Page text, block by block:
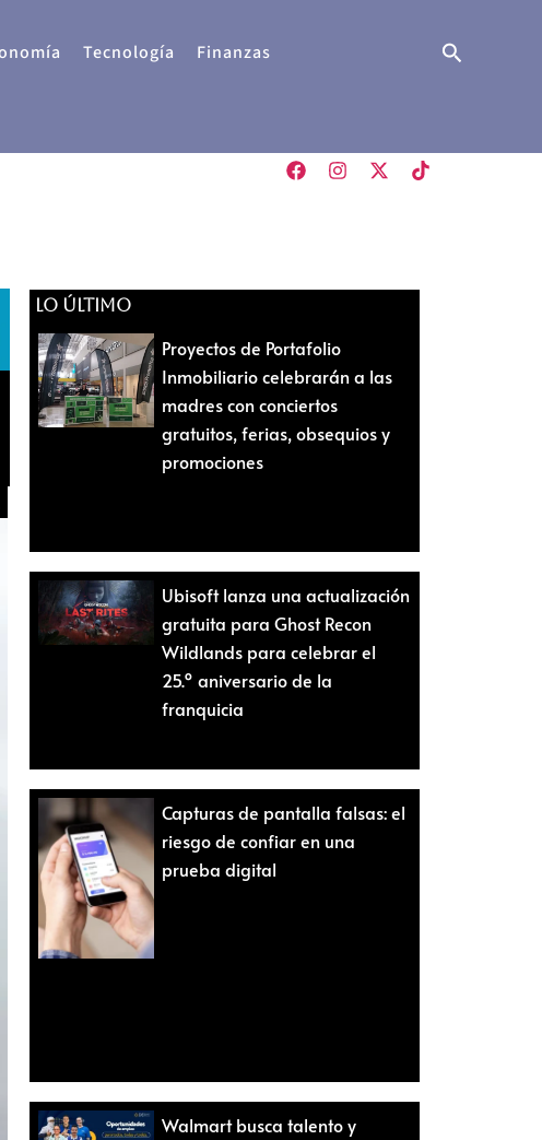
Tecnología Finanzas Buscar
LO ÚLTIMO
Proyectos de Portafolio
Inmobiliario celebrarán a las
madres con conciertos
gratuitos, ferias, obsequios y
promociones
Ubisoft lanza una actualización
gratuita para Ghost Recon
Wildlands para celebrar el
25.º aniversario de la
franquicia
Capturas de pantalla falsas: el
riesgo de confiar en una
prueba digital
Walmart busca talento y